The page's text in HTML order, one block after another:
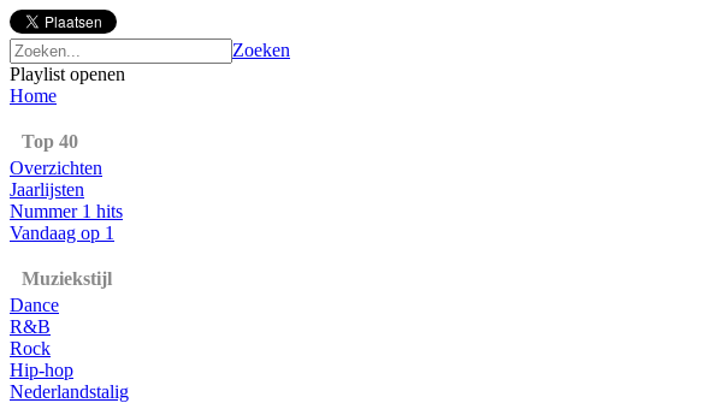
Zoeken
Playlist openen
Home
Top 40
Overzichten
Jaarlijsten
Nummer 1 hits
Vandaag op 1
Muziekstijl
Dance
R&B
Rock
Hip-hop
Nederlandstalig